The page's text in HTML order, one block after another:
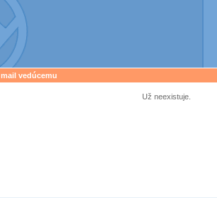
mail vedúcemu
Už neexistuje.